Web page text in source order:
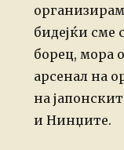
бидејќи сме
борец, мора
арсенал на
на
и Нинџите.